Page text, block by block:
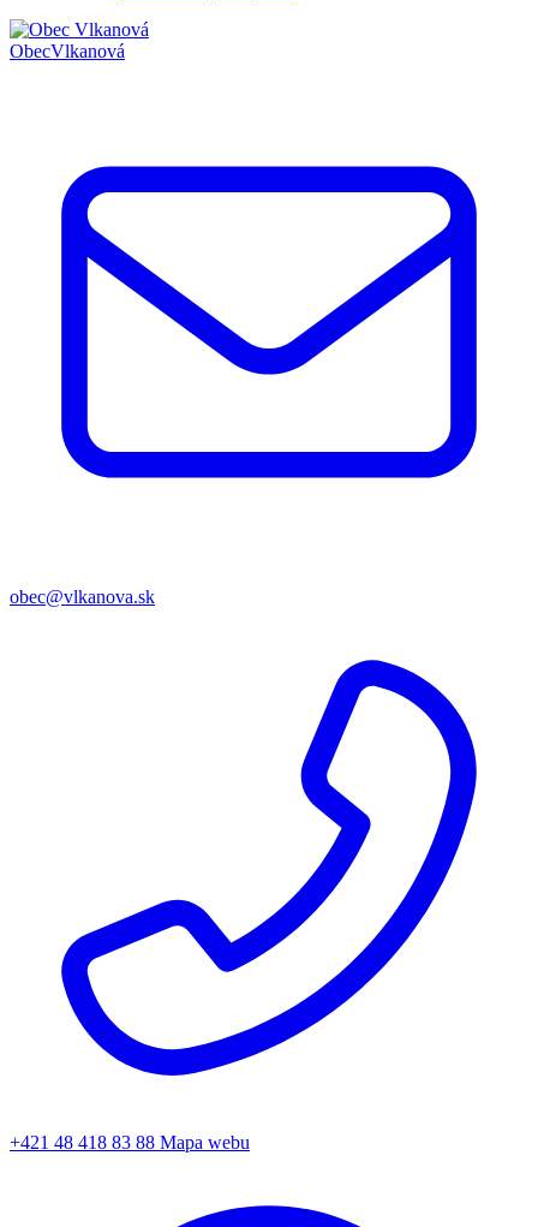
ObecVlkanová
obec@vlkanova.sk
+421 48 418 83 88 Mapa webu